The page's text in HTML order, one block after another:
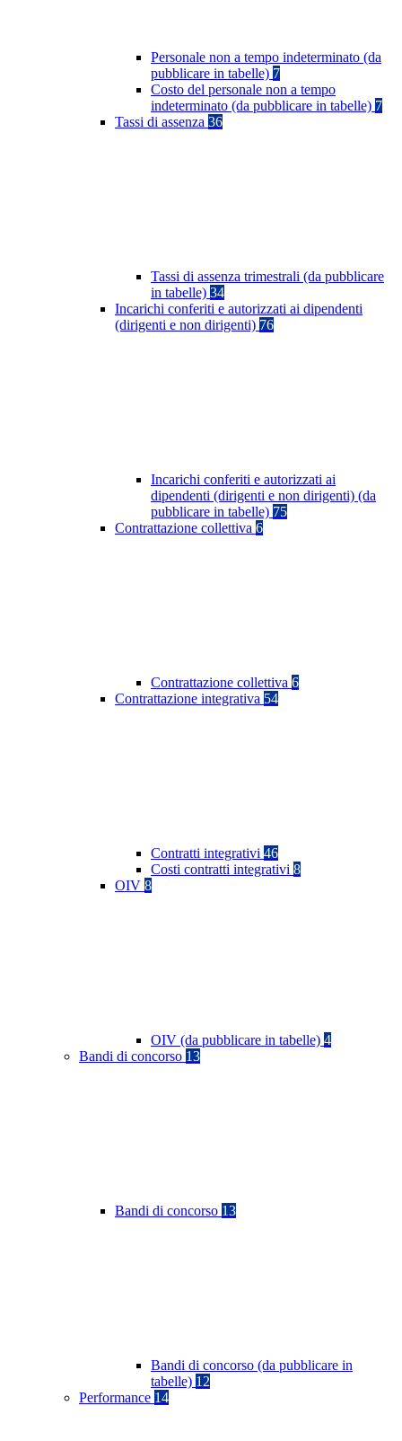
Personale non a tempo indeterminato (da
pubblicare in tabelle) 7
Costo del personale non a tempo
indeterminato (da pubblicare in tabelle) 7
Tassi di assenza 36
Tassi di assenza trimestrali (da pubblicare
in tabelle) 34
Incarichi conferiti e autorizzati ai dipendenti
(dirigenti e non dirigenti) 76
Incarichi conferiti e autorizzati ai
dipendenti (dirigenti e non dirigenti) (da
pubblicare in tabelle) 75
Contrattazione collettiva 6
Contrattazione collettiva 6
Contrattazione integrativa 54
Contratti integrativi 46
Costi contratti integrativi 8
OIV 8
OIV (da pubblicare in tabelle) 4
Bandi di concorso 13
Bandi di concorso 13
Bandi di concorso (da pubblicare in
tabelle) 12
Performance 14